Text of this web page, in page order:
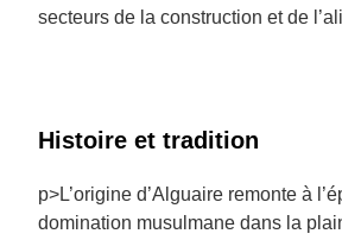
secteurs de la construction et de
Histoire et tradition
p>L’origine d’Alguaire remonte à
domination musulmane dans la